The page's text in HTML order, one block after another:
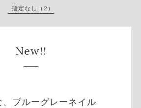
指定なし（2）
New!!
、ブルーグレーネイル